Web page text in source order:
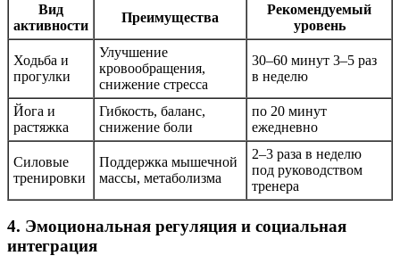
Вид
активности
Преимущества
Рекомендуемый
уровень
Ходьба и
прогулки
Улучшение
кровообращения,
снижение стресса
30–60 минут 3–5 раз
в неделю
Йога и
растяжка
Гибкость, баланс,
снижение боли
по 20 минут
ежедневно
Силовые
тренировки
Поддержка мышечной
массы, метаболизма
2–3 раза в неделю
под руководством
тренера
4. Эмоциональная регуляция и социальная
интеграция